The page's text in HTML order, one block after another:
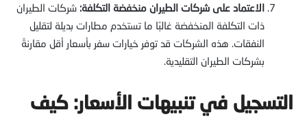
الاعتماد على شركات الطيران منخفضة التكلفة: شركات الطيران
ذات التكلفة المنخفضة غالبًا ما تستخدم مطارات بديلة لتقليل
النفقات. هذه الشركات قد توفر خيارات سفر بأسعار أقل مقارنةً
بشركات الطيران التقليدية.
التسجيل في تنبيهات الأسعار: كيف